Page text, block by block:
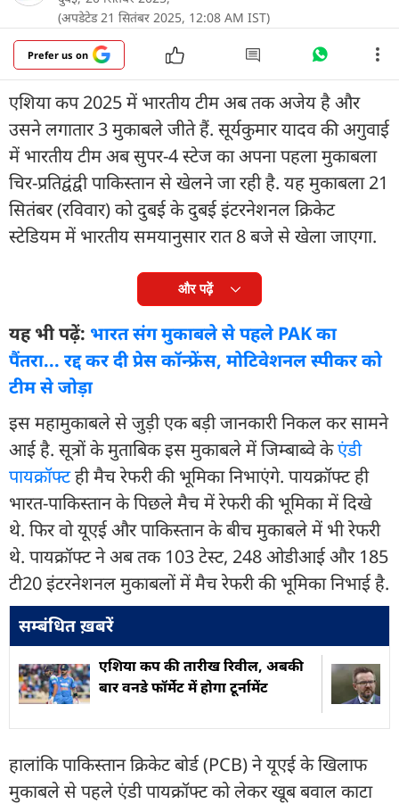
(अपडेटेड 21 सितंबर 2025, 12:08 AM IST)
Prefer us on
एशिया कप 2025 में भारतीय टीम अब तक अजेय है और
उसने लगातार 3 मुकाबले जीते हैं. सूर्यकुमार यादव की अगुवाई
में भारतीय टीम अब सुपर-4 स्टेज का अपना पहला मुकाबला
चिर-प्रतिद्वंद्वी पाकिस्तान से खेलने जा रही है. यह मुकाबला 21
सितंबर (रविवार) को दुबई के दुबई इंटरनेशनल क्रिकेट
स्टेडियम में भारतीय समयानुसार रात 8 बजे से खेला जाएगा.
और पढ़ें
यह भी पढ़ें: भारत संग मुकाबले से पहले PAK का
पैंतरा... रद्द कर दी प्रेस कॉन्फ्रेंस, मोटिवेशनल स्पीकर को
टीम से जोड़ा
इस महामुकाबले से जुड़ी एक बड़ी जानकारी निकल कर सामने
आई है. सूत्रों के मुताबिक इस मुकाबले में जिम्बाब्वे केएंडी
पायक्रॉफ्टही मैच रेफरी की भूमिका निभाएंगे. पायक्रॉफ्ट ही
भारत-पाकिस्तान के पिछले मैच में रेफरी की भूमिका में दिखे
थे. फिर वो यूएई और पाकिस्तान के बीच मुकाबले में भी रेफरी
थे. पायक्रॉफ्ट ने अब तक 103 टेस्ट, 248 ओडीआई और 185
टी20 इंटरनेशनल मुकाबलों में मैच रेफरी की भूमिका निभाई है.
सम्बंधित ख़बरें
एशिया कप की तारीख रिवील, अबकी
बार वनडे फॉर्मेट में होगा टूर्नामेंट
हालांकि पाकिस्तान क्रिकेट बोर्ड (PCB) ने यूएई के खिलाफ
मुकाबले से पहले एंडी पायक्रॉफ्ट को लेकर खूब बवाल काटा